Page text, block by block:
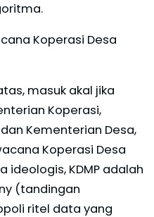
Koperasi Desa
masuk akal jika
Koperasi,
Kementerian Desa,
Koperasi Desa
ideologis, KDMP adalah
(tandingan
ritel data yang